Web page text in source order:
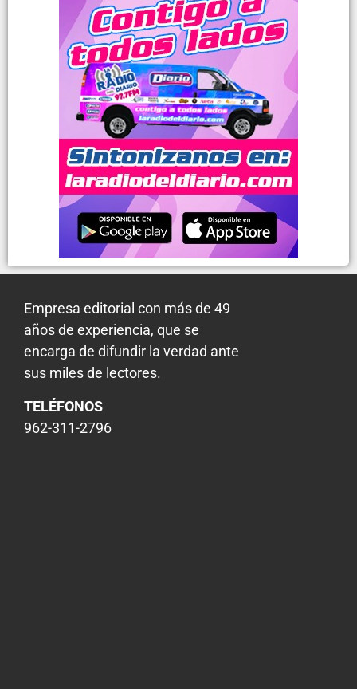
Empresa editorial con más de 49
años de experiencia, que se
encarga de difundir la verdad ante
sus miles de lectores.
TELÉFONOS
962-311-2796